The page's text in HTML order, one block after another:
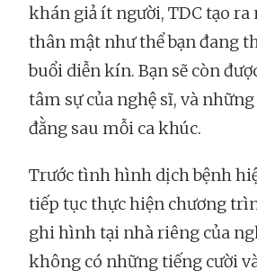
khán giả ít người, TDC tạo ra
thân mật như thể bạn đang
buổi diễn kín. Bạn sẽ còn
tâm sự của nghệ sĩ, và
đằng sau mỗi ca khúc.
Trước tình hình dịch bệnh
tiếp tục thực hiện chương
ghi hình tại nhà riêng của
không có những tiếng cười